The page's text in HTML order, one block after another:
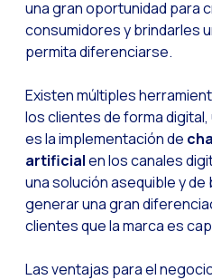
una gran oportunidad para
consumidores y brindarles
permita diferenciarse.
Existen múltiples
los clientes de forma
es la implementación de
artificialen los canales
una solución asequible y
generar una gran
clientes que la marca es
Las ventajas para el